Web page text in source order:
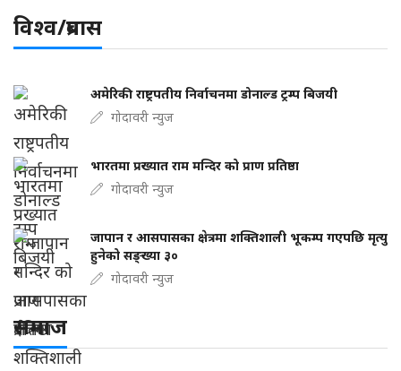
विश्व/प्रबास
अमेरिकी राष्ट्रपतीय निर्वाचनमा डोनाल्ड ट्रम्प बिजयी
गोदावरी न्युज
भारतमा प्रख्यात राम मन्दिर को प्राण प्रतिष्ठा
गोदावरी न्युज
जापान र आसपासका क्षेत्रमा शक्तिशाली भूकम्प गएपछि मृत्यु
हुनेको सङ्ख्या ३०
गोदावरी न्युज
समाज